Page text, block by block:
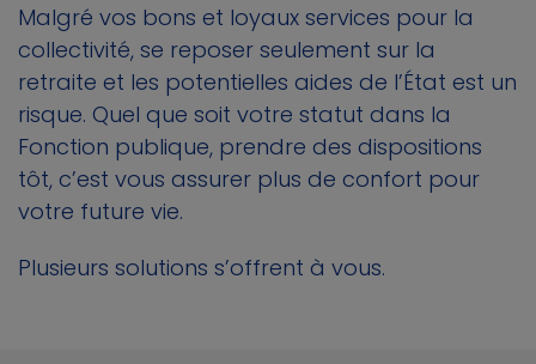
Malgré vos bons et loyaux services pour la
collectivité, se reposer seulement sur la
retraite et les potentielles aides de l’État est un
risque. Quel que soit votre statut dans la
Fonction publique, prendre des dispositions
tôt, c’est vous assurer plus de confort pour
votre future vie.
Plusieurs solutions s’offrent à vous.